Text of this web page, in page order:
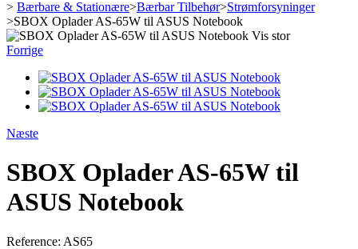
> Bærbare & Stationære>Bærbar Tilbehør>Strømforsyninger
>SBOX Oplader AS-65W til ASUS Notebook
Vis stor
Forrige
Næste
SBOX Oplader AS-65W til
ASUS Notebook
Reference: AS65